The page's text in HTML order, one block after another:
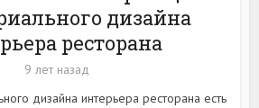
дизайна
ресторана
9 лет назад
дизайна интерьера ресторана есть